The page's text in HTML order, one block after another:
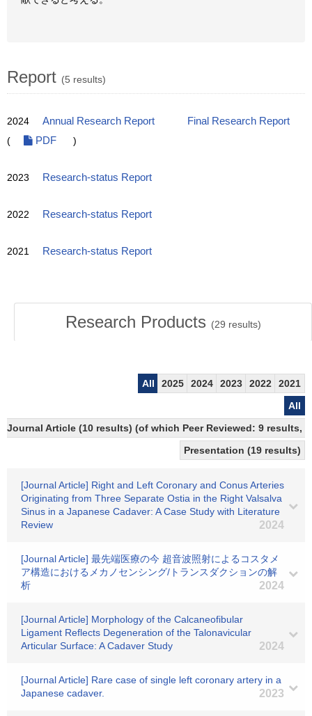
Report (5 results)
2024 Annual Research Report
Final Research Report
(
PDF )
2023 Research-status Report
2022 Research-status Report
2021 Research-status Report
Research Products (29 results)
All 2025 2024 2023 2022
2021
All
Journal Article (10 results) (of which Peer Reviewed: 9 results,
Presentation (19 results)
[Journal Article] Right and Left Coronary and Conus Arteries
Originating from Three Separate Ostia in the Right Valsalva
Sinus in a Japanese Cadaver: A Case Study with Literature
Review
2024
[Journal Article] 最先端医療の今 超音波照射によるコスタメ
ア構造におけるメカノセンシング/トランスダクションの解
析
2024
[Journal Article] Morphology of the Calcaneofibular
Ligament Reflects Degeneration of the Talonavicular
Articular Surface: A Cadaver Study
2024
[Journal Article] Rare case of single left coronary artery in a
Japanese cadaver.
2023